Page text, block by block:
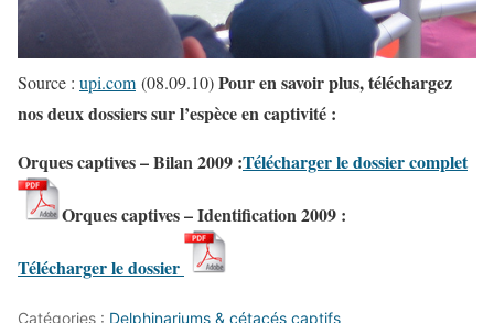
Source : upi.com (08.09.10)Pour en savoir plus, téléchargez
nos deux dossiers sur l’espèce en captivité :
Orques captives – Bilan 2009 :Télécharger le dossier complet
Orques captives – Identification 2009 :
Télécharger le dossier
Catégories : Delphinariums & cétacés captifs